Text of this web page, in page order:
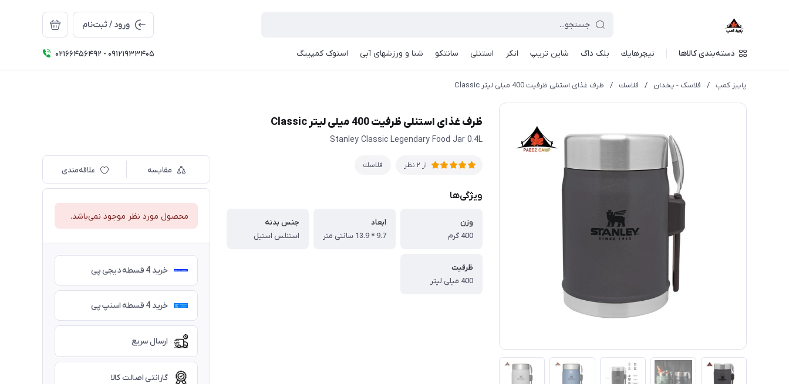
ورود / ثبت‌نام
دسته‌بندی کالاها نيچرهايك بلک داگ شاین تریپ انکر استنلی سانتکو شنا و ورزشهای آبی استوک کمپینگ 02166456492 - 09121933405
پاییز کمپ / فلاسک - یخدان / فلاسك / ظرف غذای استنلی ظرفیت 400 میلی لیتر Classic
ظرف غذای استنلی ظرفیت 400 میلی لیتر Classic
Stanley Classic Legendary Food Jar 0.4L
از 2 نظر فلاسك
ویژگی‌ها
وزن
400 گرم
ابعاد
9.7 * 13.9 سانتی متر
جنس بدنه
استنلس استیل
ظرفیت
400 میلی لیتر
مقایسه علاقه‌مندی
محصول مورد نظر موجود نمی‌باشد.
خرید 4 قسطه دیجی پی
خرید 4 قسطه اسنپ پی
ارسال سریع
گارانتی اصالت کالا